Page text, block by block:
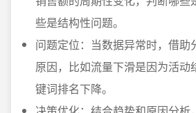
些是结构性问题。
问题定位：当数据异常时，借助
原因，比如流量下滑是因为活动
键词排名下降。